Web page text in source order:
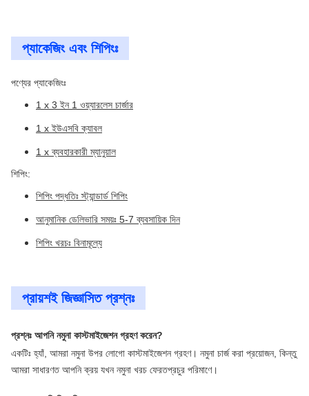
প্যাকেজিং এবং শিপিংঃ
পণ্যের প্যাকেজিংঃ
1 x 3 ইন 1 ওয়্যারলেস চার্জার
1 x ইউএসবি ক্যাবল
1 x ব্যবহারকারী ম্যানুয়াল
শিপিং:
শিপিং পদ্ধতিঃ স্ট্যান্ডার্ড শিপিং
আনুমানিক ডেলিভারি সময়ঃ 5-7 ব্যবসায়িক দিন
শিপিং খরচঃ বিনামূল্যে
প্রায়শই জিজ্ঞাসিত প্রশ্নঃ
প্রশ্নঃ আপনি নমুনা কাস্টমাইজেশন গ্রহণ করেন?
একটিঃ হ্যাঁ, আমরা নমুনা উপর লোগো কাস্টমাইজেশন গ্রহণ। নমুনা চার্জ করা প্রয়োজন, কিন্তু
আমরা সাধারণত আপনি ক্রয় যখন নমুনা খরচ ফেরতপ্রচুর পরিমাণে।